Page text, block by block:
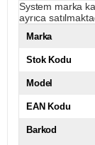
System marka
ayrıca
Marka
Stok Kodu
Model
EAN Kodu
Barkod